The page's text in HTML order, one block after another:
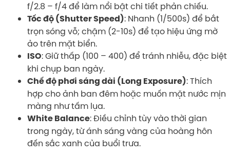
f/2.8 – f/4 để làm nổi bật chi tiết phản chiếu.
Tốc độ (Shutter Speed): Nhanh (1/500s) để bắt
trọn sóng vỗ; chậm (2-10s) để tạo hiệu ứng mờ
ảo trên mặt biển.
ISO: Giữ thấp (100 – 400) để tránh nhiễu, đặc biệt
khi chụp ban ngày.
Chế độ phơi sáng dài (Long Exposure): Thích
hợp cho ảnh ban đêm hoặc muốn mặt nước mịn
màng như tấm lụa.
White Balance: Điều chỉnh tùy vào thời gian
trong ngày, từ ánh sáng vàng của hoàng hôn
đến sắc xanh của buổi trưa.